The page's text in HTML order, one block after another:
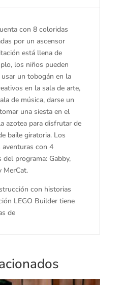
con 8 coloridas
por un ascensor
está llena de
los niños pueden
un tobogán en la
en la sala de arte,
de música, darse un
una siesta en el
azotea para disfrutar de
baile giratoria. Los
con 4
programa: Gabby,
MerCat.
con historias
LEGO Builder tiene
de